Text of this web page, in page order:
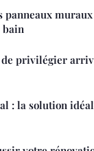
panneaux
bain
de privilégier
: la solution